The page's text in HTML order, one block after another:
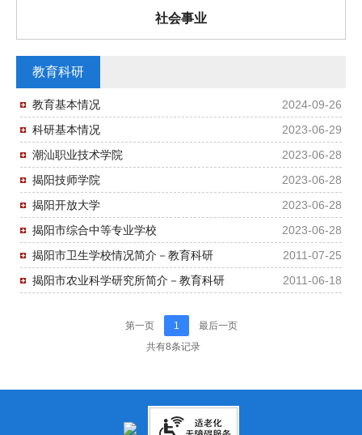
社会事业
教育科研
2024-09-26
教育基本情况
2023-06-29
科研基本情况
2023-06-28
潮汕职业技术学院
2023-06-28
揭阳技师学院
2023-06-28
揭阳开放大学
2023-06-28
揭阳市综合中等专业学校
2011-07-25
揭阳市卫生学校情况简介－教育科研
2011-06-18
揭阳市农业科学研究所简介－教育科研
第一页 1
最后一页
共有8条记录